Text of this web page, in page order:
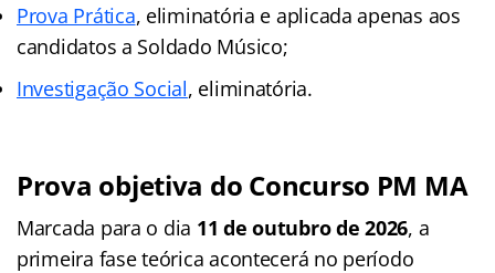
Prova Prática, eliminatória e aplicada apenas aos
candidatos a Soldado Músico;
Investigação Social, eliminatória.
Prova objetiva do Concurso PM MA
Marcada para o dia 11 de outubro de 2026, a
primeira fase teórica acontecerá no período